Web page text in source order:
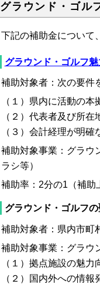
グラウンド・ゴル
下記の補助金について
グラウンド・ゴルフ魅
補助対象者：次の要件
（１）県内に活動の本
（２）代表者及び所在
（３）会計経理が明確
補助対象事業：グラウ
ラシ等）
補助率：2分の1（補助
グラウンド・ゴルフ
補助対象者：県内市町
補助対象事業：グラウ
（１）拠点施設の魅
（２）国内外への情報